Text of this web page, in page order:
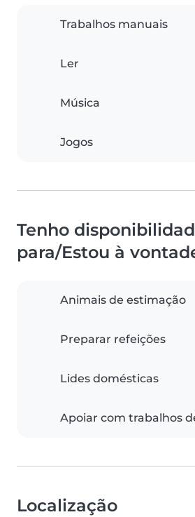
Trabalhos manuais
Ler
Música
Jogos
Tenho
para/Estou à
Animais de estimação
Preparar refeições
Lides domésticas
Apoiar com trabalhos
Localização